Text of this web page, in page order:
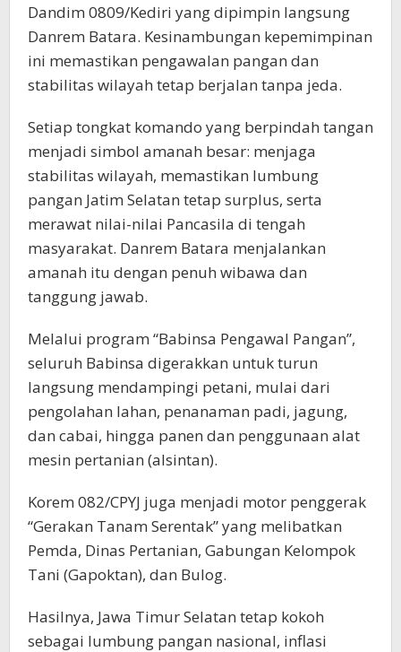
Dandim 0809/Kediri yang dipimpin langsung
Danrem Batara. Kesinambungan kepemimpinan
ini memastikan pengawalan pangan dan
stabilitas wilayah tetap berjalan tanpa jeda.
Setiap tongkat komando yang berpindah tangan
menjadi simbol amanah besar: menjaga
stabilitas wilayah, memastikan lumbung
pangan Jatim Selatan tetap surplus, serta
merawat nilai-nilai Pancasila di tengah
masyarakat. Danrem Batara menjalankan
amanah itu dengan penuh wibawa dan
tanggung jawab.
Melalui program “Babinsa Pengawal Pangan”,
seluruh Babinsa digerakkan untuk turun
langsung mendampingi petani, mulai dari
pengolahan lahan, penanaman padi, jagung,
dan cabai, hingga panen dan penggunaan alat
mesin pertanian (alsintan).
Korem 082/CPYJ juga menjadi motor penggerak
“Gerakan Tanam Serentak” yang melibatkan
Pemda, Dinas Pertanian, Gabungan Kelompok
Tani (Gapoktan), dan Bulog.
Hasilnya, Jawa Timur Selatan tetap kokoh
sebagai lumbung pangan nasional, inflasi